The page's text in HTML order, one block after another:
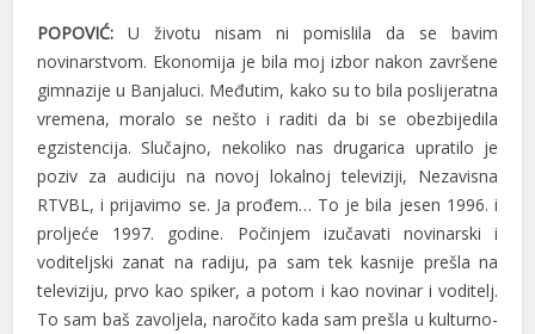
POPOVIĆ:U životu nisam ni pomislila da se bavim
novinarstvom. Ekonomija je bila moj izbor nakon završene
gimnazije u Banjaluci. Međutim, kako su to bila poslijeratna
vremena, moralo se nešto i raditi da bi se obezbijedila
egzistencija. Slučajno, nekoliko nas drugarica upratilo je
poziv za audiciju na novoj lokalnoj televiziji, Nezavisna
RTVBL, i prijavimo se. Ja prođem… To je bila jesen 1996. i
proljeće 1997. godine. Počinjem izučavati novinarski i
voditeljski zanat na radiju, pa sam tek kasnije prešla na
televiziju, prvo kao spiker, a potom i kao novinar i voditelj.
To sam baš zavoljela, naročito kada sam prešla u kulturno-